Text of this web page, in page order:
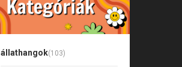
állathangok(103)